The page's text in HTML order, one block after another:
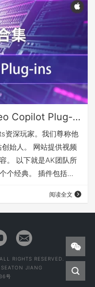
AE插件:VC插件合集_Video Copilot Plug-ins _AK(Mac版)
资深玩家。我们尊称他
始人。 网站提供视频
。 以下就是AK团队所
个经典。 插件包括
） Optical Flares
阅读全文
RIGHTS RESERVED.
SEATON JIANG
号